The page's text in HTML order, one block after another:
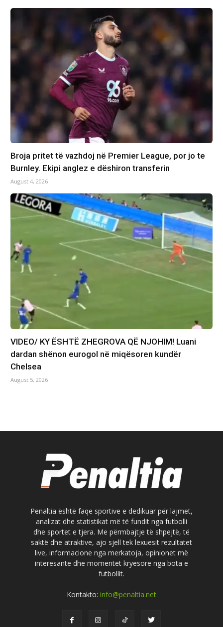
Broja pritet të vazhdoj në Premier League, por jo te
Burnley. Ekipi anglez e dëshiron transferin
August 4, 2026
VIDEO/ KY ËSHTË ZHEGROVA QË NJOHIM! Luani
dardan shënon eurogol në miqësoren kundër
Chelsea
August 5, 2026
Penaltia është faqe sportive e dedikuar për lajmet,
analizat dhe statistikat më të fundit nga futbolli
dhe sportet e tjera. Me përmbajtje të shpejtë, të
saktë dhe atraktive, ajo sjell tek lexuesit rezultatet
live, informacione nga merkatoja, opinionet më
interesante dhe momentet kryesore nga bota e
futbollit.
Kontakto: info@penaltia.net